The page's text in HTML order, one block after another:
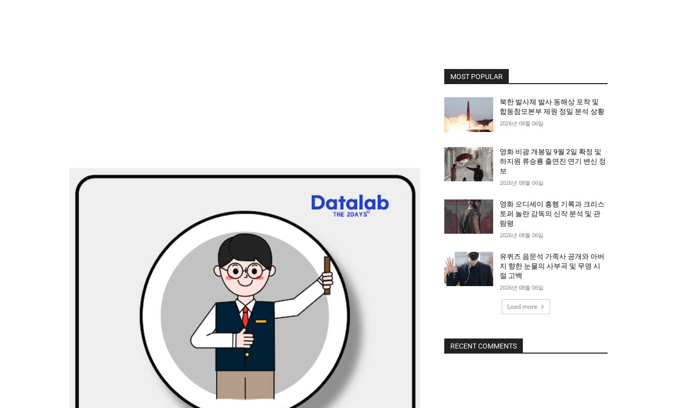
MOST POPULAR
북한 발사체 발사 동해상 포착 및
합동참모본부 제원 정밀 분석 상황
2026년 08월 06일
영화 비광 개봉일 9월 2일 확정 및
하지원 류승룡 출연진 연기 변신 정
보
2026년 08월 06일
영화 오디세이 흥행 기록과 크리스
토퍼 놀란 감독의 신작 분석 및 관
람평
2026년 08월 06일
유퀴즈 음문석 가족사 공개와 아버
지 향한 눈물의 사부곡 및 무명 시
절 고백
2026년 08월 06일
Load more
RECENT COMMENTS